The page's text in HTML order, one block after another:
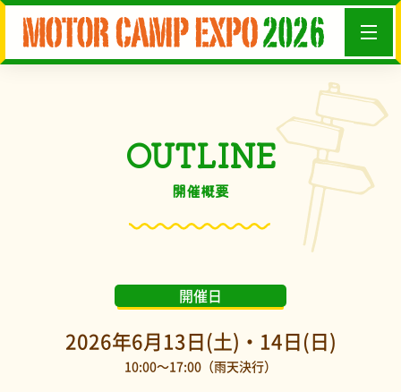
OUTLINE
開催概要
開催日
2026年6月13日(土)・14日(日)
10:00～17:00（雨天決行）